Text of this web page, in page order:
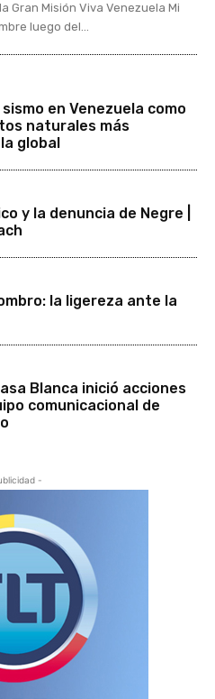
Gran Misión Viva Venezuela Mi
luego del...
en Venezuela como
naturales más
global
y la denuncia de Negre |
la ligereza ante la
Blanca inició acciones
comunicacional de
-